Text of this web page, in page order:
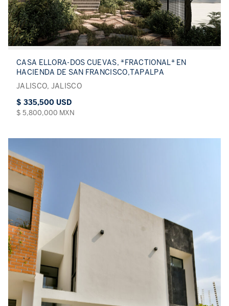
CASA ELLORA-DOS CUEVAS, *FRACTIONAL* EN
HACIENDA DE SAN FRANCISCO,TAPALPA
JALISCO, JALISCO
$ 335,500 USD
$ 5,800,000 MXN